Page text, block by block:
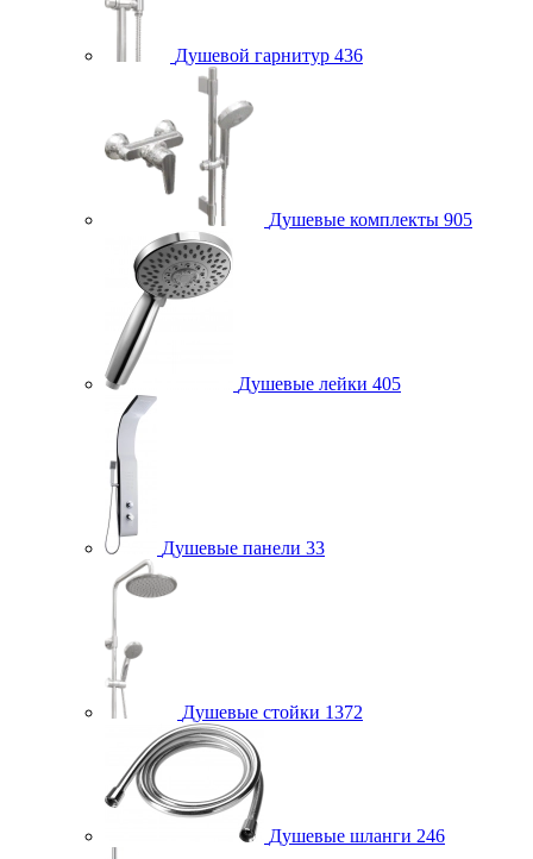
Душевой гарнитур 436
Душевые комплекты 905
Душевые лейки 405
Душевые панели 33
Душевые стойки 1372
Душевые шланги 246